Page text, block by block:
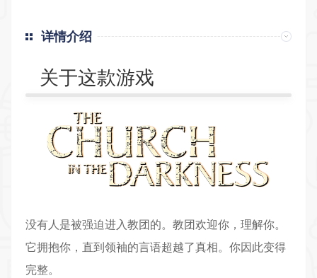
详情介绍
关于这款游戏
没有人是被强迫进入教团的。教团欢迎你，理解你。
它拥抱你，直到领袖的言语超越了真相。你因此变得
完整。